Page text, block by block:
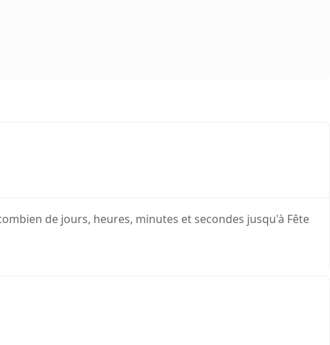
de jours, heures, minutes et secondes jusqu'à Fête